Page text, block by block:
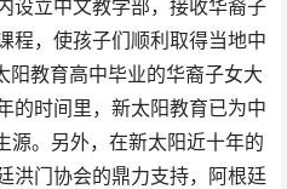
设立中文教学部，接收华裔子
程，使孩子们顺利取得当地中
阳教育高中毕业的华裔子女大
的时间里，新太阳教育已为中
源。另外，在新太阳近十年的
洪门协会的鼎力支持，阿根廷